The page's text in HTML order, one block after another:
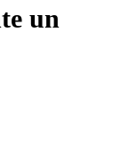
un